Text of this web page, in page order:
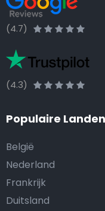
(4.7)
(4.3)
Populaire Landen
België
Nederland
Frankrijk
Duitsland